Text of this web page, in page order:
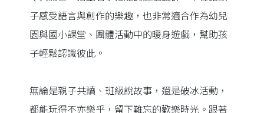
子感受語言與創作的樂趣，也非常適合作為幼兒
園與國小課堂、團體活動中的暖身遊戲，幫助孩
子輕鬆認識彼此。
無論是親子共讀、班級說故事，還是破冰活動，
都能玩得不亦樂乎，留下難忘的歡樂時光。跟著